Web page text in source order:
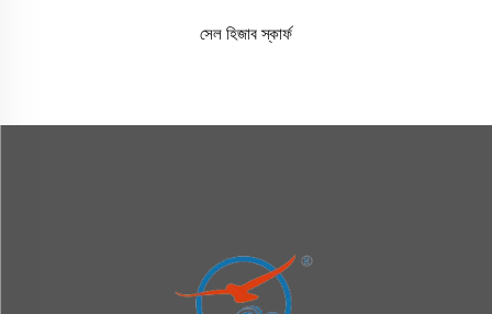
সেল হিজাব স্কার্ফ